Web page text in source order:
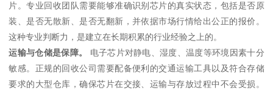
片。专业回收团队需要能够准确识别芯片的真实状态，包括是否原
装、是否无散新、是否无翻新，并依据市场行情给出公正的报价。
这种专业判断力，是建立在长期积累的行业经验之上的。
运输与仓储是保障。
电子芯片对静电、湿度、温度等环境因素十分
敏感。正规的回收公司需要配备便利的交通运输工具以及符合存储
要求的大型仓库，确保芯片在交接、运输与存放过程中不会受损。